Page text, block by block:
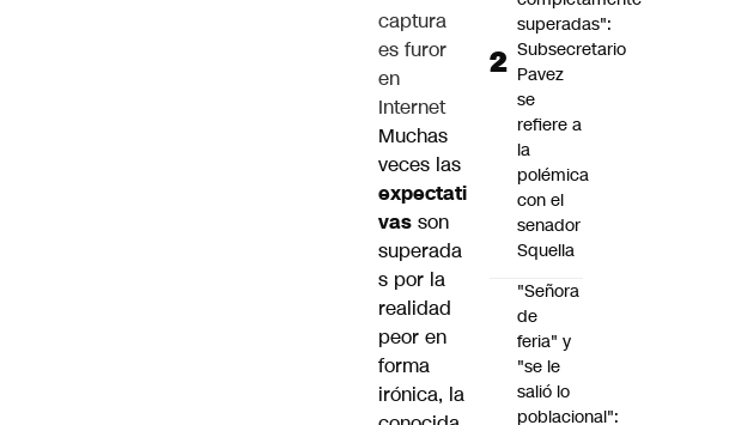
captura
es furor
en
Internet
Muchas
veces las
expectati
vas son
superada
s por la
realidad
peor en
forma
irónica, la
superadas":
Subsecretario
Pavez
se
refiere a
la
polémica
con el
senador
Squella
"Señora
de
feria" y
"se le
salió lo
poblacional":